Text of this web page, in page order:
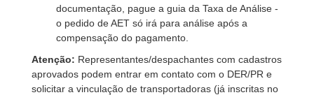
documentação, pague a guia da Taxa de Análise -
o pedido de AET só irá para análise após a
compensação do pagamento.
Atenção: Representantes/despachantes com cadastros
aprovados podem entrar em contato com o DER/PR e
solicitar a vinculação de transportadoras (já inscritas no